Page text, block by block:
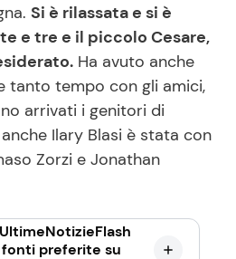
Si è rilassata e si è
e tre e il piccolo Cesare,
Ha avuto anche
tanto tempo con gli amici,
arrivati i genitori di
Ilary Blasi è stata con
Zorzi e Jonathan
preferite su